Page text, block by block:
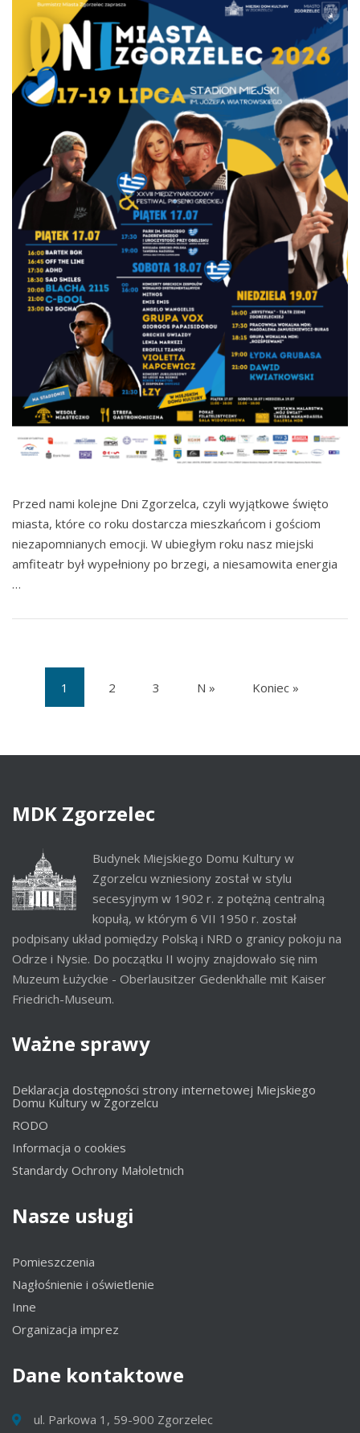
Przed nami kolejne Dni Zgorzelca, czyli wyjątkowe święto
miasta, które co roku dostarcza mieszkańcom i gościom
niezapomnianych emocji. W ubiegłym roku nasz miejski
amfiteatr był wypełniony po brzegi, a niesamowita energia
…
1
2 3 N » Koniec »
MDK Zgorzelec
Budynek Miejskiego Domu Kultury w
Zgorzelcu wzniesiony został w stylu
secesyjnym w 1902 r. z potężną centralną
kopułą, w którym 6 VII 1950 r. został
podpisany układ pomiędzy Polską i NRD o granicy pokoju na
Odrze i Nysie. Do początku II wojny znajdowało się nim
Muzeum Łużyckie - Oberlausitzer Gedenkhalle mit Kaiser
Friedrich-Museum.
Ważne sprawy
Deklaracja dostępności strony internetowej Miejskiego
Domu Kultury w Zgorzelcu
RODO
Informacja o cookies
Standardy Ochrony Małoletnich
Nasze usługi
Pomieszczenia
Nagłośnienie i oświetlenie
Inne
Organizacja imprez
Dane kontaktowe
ul. Parkowa 1, 59-900 Zgorzelec